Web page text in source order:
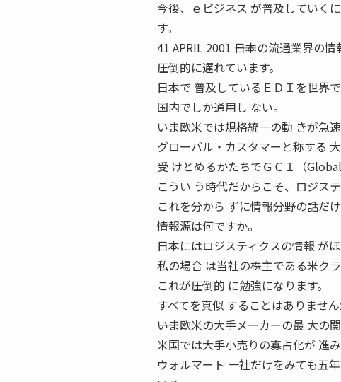
今後、ｅビジネス が普及していく
す。
41 APRIL 2001 ――日本の流通業界の
圧倒的に遅れています。
日本で 普及しているＥＤＩを世界
国内でしか通用し ない。
いま欧米では規格統一の動 きが急速
グローバル・カスタマーと称する
受 けとめるかたちでＧＣＩ（
こうい う時代だからこそ、ロジス
これを分から ずに情報分野の話だ
――情報源は何ですか。
日本にはロジスティクスの情報 が
私の場合 は当社の株主である米ク
これが圧倒的 に勉強になります。
すべてを真似 することはありませ
――いま欧米の大手メーカーの最 大の
米国では大手小売りの寡占化が 進み
ウォルマート 一社だけをみても五